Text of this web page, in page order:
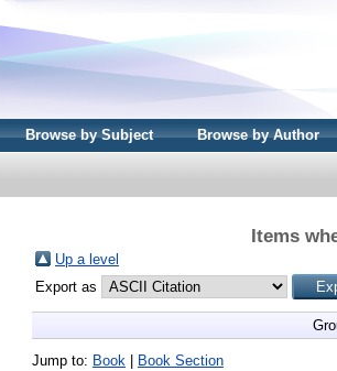
Browse by Subject Browse by Author
Items
Up a level
Export as
Jump to: Book Book Section